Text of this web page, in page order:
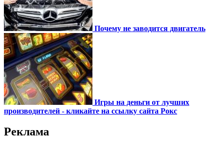
Почему не заводится двигатель
Игры на деньги от лучших
производителей - кликайте на ссылку сайта Рокс
Реклама